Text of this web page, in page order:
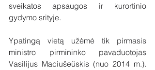
sveikatos apsaugos ir kurortinio
gydymo srityje.
Ypatingą vietą užėmė tik pirmasis
ministro pirmininko pavaduotojas
Vasilijus Maciušeŭskis (nuo 2014 m.).